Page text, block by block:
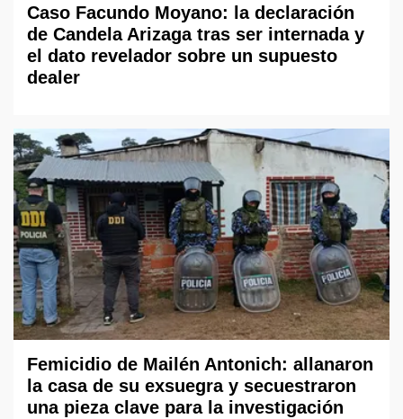
Caso Facundo Moyano: la declaración
de Candela Arizaga tras ser internada y
el dato revelador sobre un supuesto
dealer
Femicidio de Mailén Antonich: allanaron
la casa de su exsuegra y secuestraron
una pieza clave para la investigación